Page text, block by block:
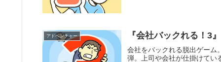
アドベンチャー 『会社バックれる！3
会社をバックれる脱出ゲーム
弾。上司や会社が仕掛けてい